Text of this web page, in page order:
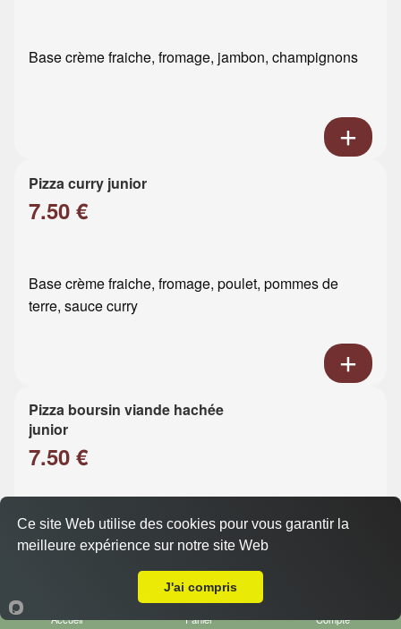
Base crème fraiche, fromage, jambon, champignons
Pizza curry junior
7.50 €
Base crème fraiche, fromage, poulet, pommes de
terre, sauce curry
Pizza boursin viande hachée
junior
7.50 €
Accueil Panier Compte
Ce site Web utilise des cookies pour vous garantir la
meilleure expérience sur notre site Web
J'ai compris